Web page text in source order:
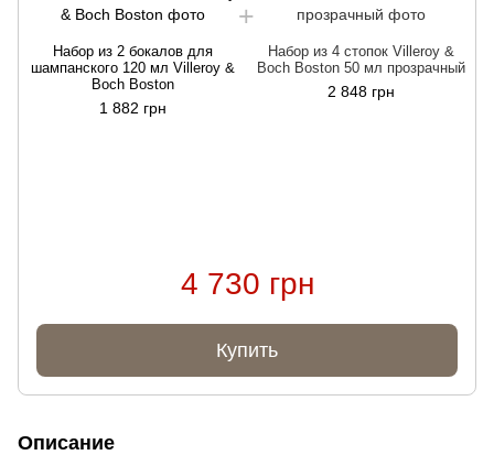
Набор из 2 бокалов для
шампанского 120 мл Villeroy &
Boch Boston
1 882 грн
Набор из 4 стопок Villeroy &
Boch Boston 50 мл прозрачный
2 848 грн
4 730 грн
Купить
Описание